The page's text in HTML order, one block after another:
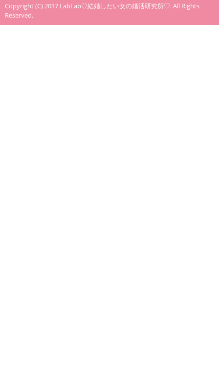
Copyright (C) 2017 LabLab♡結婚したい女の婚活研究所♡. All Rights
Reserved.